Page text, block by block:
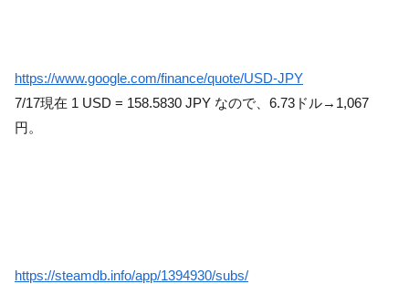
https://www.google.com/finance/quote/USD-JPY
7/17現在 1 USD = 158.5830 JPY なので、6.73ドル→1,067
円。
https://steamdb.info/app/1394930/subs/